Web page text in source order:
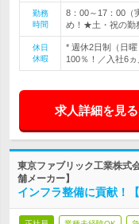
勤務
時間
8：00～17：00（
め！★土・祝の勤
休日
休暇
* 週休2日制（日
100％！／入社6
求人詳細を見る
東京ファブリック工業株式
舗メーカー】
インフラ整備に貢献！